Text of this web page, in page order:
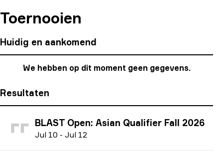
Toernooien
Huidig en aankomend
We hebben op dit moment geen gegevens.
Resultaten
BLAST Open: Asian Qualifier Fall 2026
Jul 10 - Jul 12